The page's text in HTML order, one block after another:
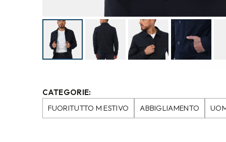
CATEGORIE:
FUORITUTTO M ESTIVO
ABBIGLIAMENTO